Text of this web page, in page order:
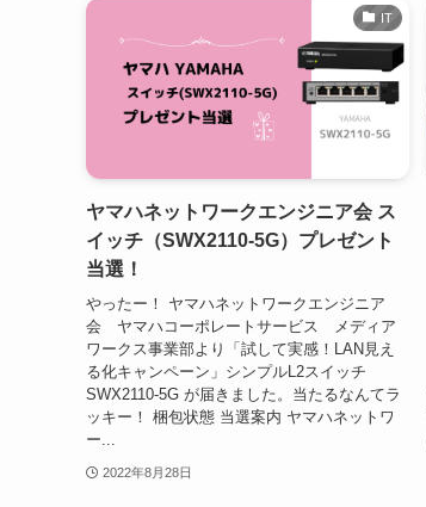
IT
ヤマハネットワークエンジニア会 ス
イッチ（SWX2110-5G）プレゼント
当選！
やったー！ ヤマハネットワークエンジニア
会 ヤマハコーポレートサービス メディア
ワークス事業部より「試して実感！LAN見え
る化キャンペーン」シンプルL2スイッチ
SWX2110-5G が届きました。当たるなんてラ
ッキー！ 梱包状態 当選案内 ヤマハネットワ
ー...
2022年8月28日